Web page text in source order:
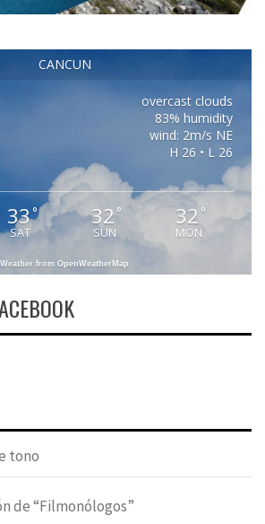
CANCUN
overcast clouds
83% humidity
wind: 2m/s NE
H 26 • L 26
33°
SAT
32 °
SUN
32 °
MON
Weather from OpenWeatherMap
tono
de “Filmonólogos”